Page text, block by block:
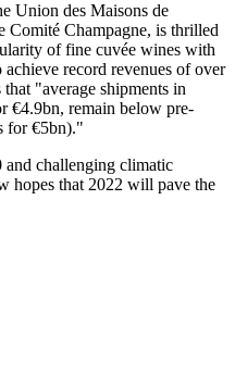
Union des Maisons de
Comité Champagne, is thrilled
of fine cuvée wines with
record revenues of over
"average shipments in
€4.9bn, remain below pre-
for €5bn)."
challenging climatic
hopes that 2022 will pave the